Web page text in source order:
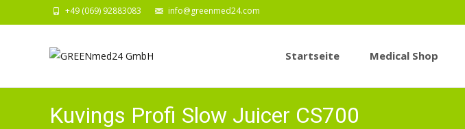
+49 (069) 92883083 info@greenmed24.com
InhaltStartseite Medical Shop
Kuvings Profi Slow Juicer CS700